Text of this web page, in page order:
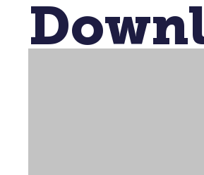
Ben je op zoek naar